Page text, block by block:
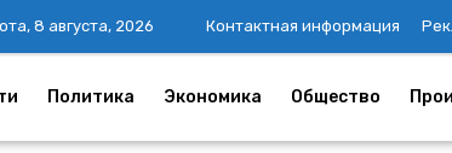
8 августа, 2026 Контактная информация
Политика Экономика Общество